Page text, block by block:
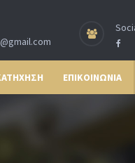
ΕΠΙΚΟΙΝΩΝΙΑ